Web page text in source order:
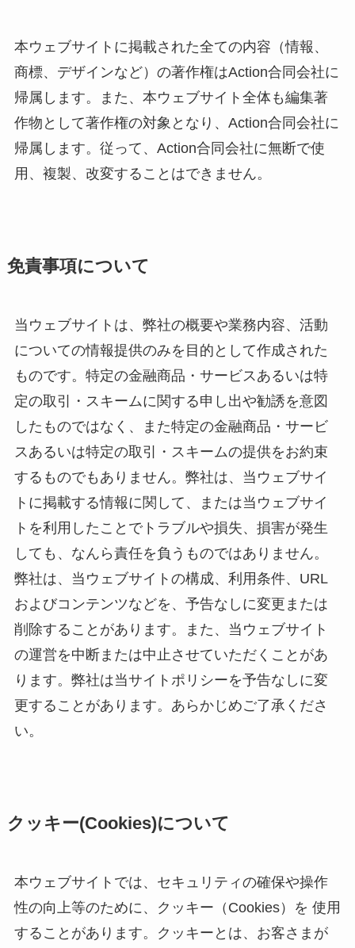
本ウェブサイトに掲載された全ての内容（情報、
商標、デザインなど）の著作権はAction合同会社に
帰属します。また、本ウェブサイト全体も編集著
作物として著作権の対象となり、Action合同会社に
帰属します。従って、Action合同会社に無断で使
用、複製、改変することはできません。
免責事項について
当ウェブサイトは、弊社の概要や業務内容、活動
についての情報提供のみを目的として作成された
ものです。特定の金融商品・サービスあるいは特
定の取引・スキームに関する申し出や勧誘を意図
したものではなく、また特定の金融商品・サービ
スあるいは特定の取引・スキームの提供をお約束
するものでもありません。弊社は、当ウェブサイ
トに掲載する情報に関して、または当ウェブサイ
トを利用したことでトラブルや損失、損害が発生
しても、なんら責任を負うものではありません。
弊社は、当ウェブサイトの構成、利用条件、URL
およびコンテンツなどを、予告なしに変更または
削除することがあります。また、当ウェブサイト
の運営を中断または中止させていただくことがあ
ります。弊社は当サイトポリシーを予告なしに変
更することがあります。あらかじめご了承くださ
い。
クッキー(Cookies)について
本ウェブサイトでは、セキュリティの確保や操作
性の向上等のために、クッキー（Cookies）を 使用
することがあります。クッキーとは、お客さまが